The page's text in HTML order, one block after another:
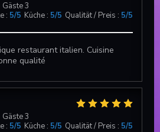
3
: 5/5 Küche : 5/5 Qualität / Preis : 5/5
restaurant italien. Cuisine
qualité
3
: 5/5 Küche : 5/5 Qualität / Preis : 5/5